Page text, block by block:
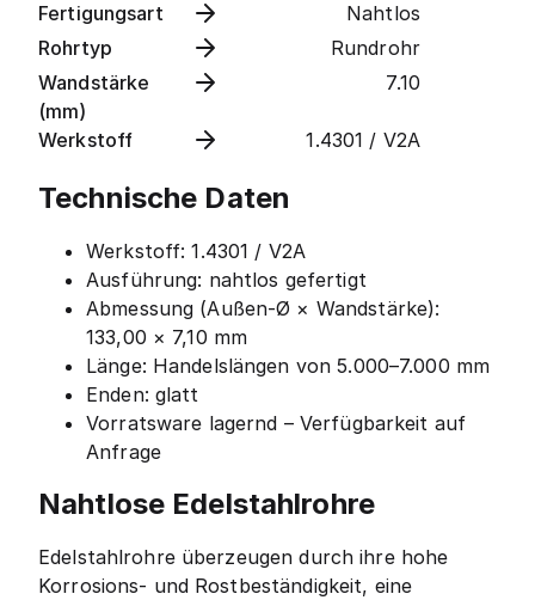
Fertigungsart
Nahtlos
Rohrtyp
Rundrohr
Wandstärke
(mm)
7.10
Werkstoff 1.4301 / V2A
Technische Daten
Werkstoff: 1.4301 / V2A
Ausführung: nahtlos gefertigt
Abmessung (Außen-Ø × Wandstärke):
133,00 × 7,10 mm
Länge: Handelslängen von 5.000–7.000 mm
Enden: glatt
Vorratsware lagernd – Verfügbarkeit auf
Anfrage
Nahtlose Edelstahlrohre
Edelstahlrohre überzeugen durch ihre hohe
Korrosions- und Rostbeständigkeit, eine